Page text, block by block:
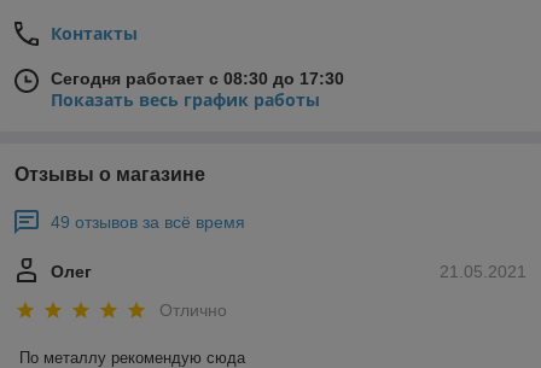
Контакты
Сегодня работает с 08:30 до 17:30
Показать весь график работы
Отзывы о магазине
49 отзывов за всё время
21.05.2021
Олег
Отлично
По металлу рекомендую сюда